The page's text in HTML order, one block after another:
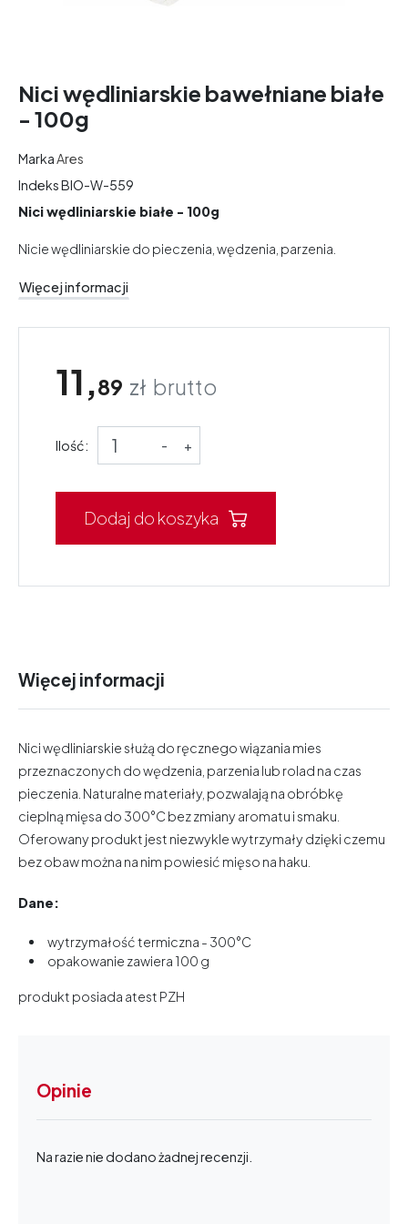
Nici wędliniarskie bawełniane białe
- 100g
MarkaAres
IndeksBIO-W-559
Nici wędliniarskie białe - 100g
Nicie wędliniarskie do pieczenia, wędzenia, parzenia.
Więcej informacji
11,89 zł brutto
Ilość: - +
Dodaj do koszyka
Więcej informacji
Nici wędliniarskie służą do ręcznego wiązania mies
przeznaczonych do wędzenia, parzenia lub rolad na czas
pieczenia. Naturalne materiały, pozwalają na obróbkę
cieplną mięsa do 300°C bez zmiany aromatu i smaku.
Oferowany produkt jest niezwykle wytrzymały dzięki czemu
bez obaw można na nim powiesić mięso na haku.
Dane:
wytrzymałość termiczna - 300°C
opakowanie zawiera 100 g
produkt posiada atest PZH
Opinie
Na razie nie dodano żadnej recenzji.